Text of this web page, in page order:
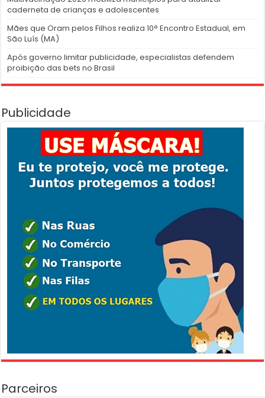
caderneta de crianças e adolescentes
Mães que Oram pelos Filhos realiza 10° Encontro Estadual, em
São Luís (MA)
Após governo limitar publicidade, especialistas defendem
proibição das bets no Brasil
Publicidade
Parceiros